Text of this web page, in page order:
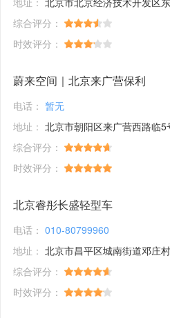
综合评分：
时效评分：
蔚来空间｜北京来广营保利
电话： 暂无
地址： 北京市朝阳区来广营西路临5
综合评分：
时效评分：
北京睿彤长盛轻型车
电话： 010-80799960
地址： 北京市昌平区城南街道邓庄
综合评分：
时效评分：